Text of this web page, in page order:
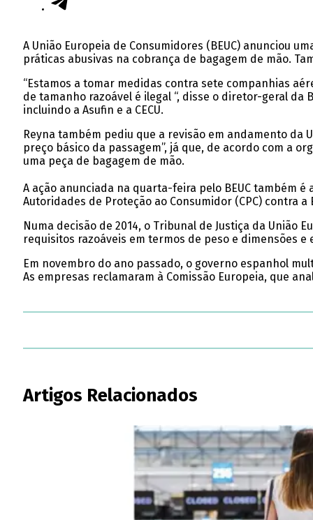
A União Europeia de Consumidores (BEUC) anunciou
práticas abusivas na cobrança de bagagem de mão.
“Estamos a tomar medidas contra sete companhias
de tamanho razoável é ilegal “, disse o diretor-geral da
incluindo a Asufin e a CECU.
Reyna também pediu que a revisão em andamento da
preço básico da passagem”, já que, de acordo com a
uma peça de bagagem de mão.
A ação anunciada na quarta-feira pelo BEUC também
Autoridades de Proteção ao Consumidor (CPC) contra
Numa decisão de 2014, o Tribunal de Justiça da União
requisitos razoáveis ​​em termos de peso e dimensões
Em novembro do ano passado, o governo espanhol
As empresas reclamaram à Comissão Europeia, que
Artigos Relacionados